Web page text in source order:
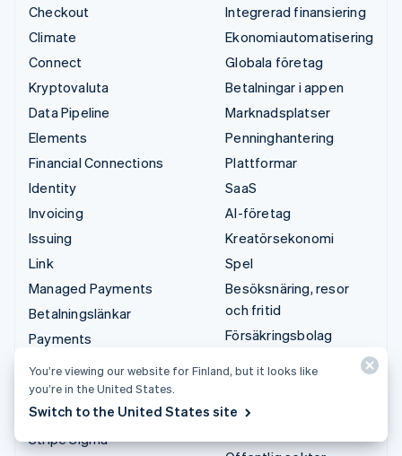
Checkout
Climate
Connect
Kryptovaluta
Data Pipeline
Elements
Financial Connections
Identity
Invoicing
Issuing
Link
Managed Payments
Betalningslänkar
Payments
Payouts
Radar
Revenue Recognition
Stripe Sigma
Integrerad finansiering
Ekonomiautomatisering
Globala företag
Betalningar i appen
Marknadsplatser
Penninghantering
Plattformar
SaaS
AI-företag
Kreatörsekonomi
Spel
Besöksnäring, resor
och fritid
Försäkringsbolag
underhållning
Ideella organisationer
You’re viewing our website for Finland, but it looks like
you’re in the United States.
Switch to the United States site